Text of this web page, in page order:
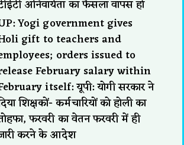
अनिवार्यता का फैसला वापस हो
Yogi government gives
gift to teachers and
orders issued to
February salary within
itself: यूपी: योगी सरकार ने
शिक्षकों- कर्मचारियों को होली का
फरवरी का वेतन फरवरी में ही
करने के आदेश